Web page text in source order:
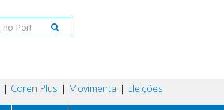
Coren Plus Movimenta Eleições